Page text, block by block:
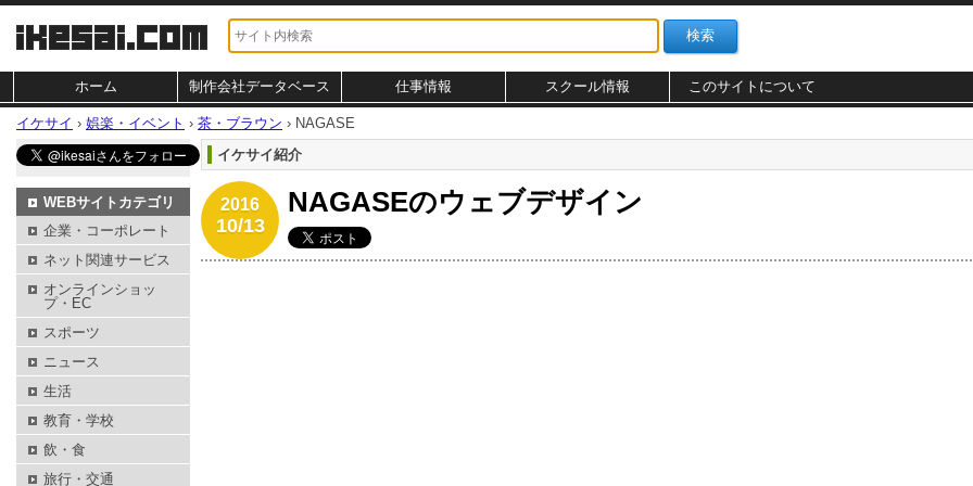
ホーム 制作会社データベース 仕事情報 スクール情報 このサイトについて
イケサイ › 娯楽・イベント › 茶・ブラウン › NAGASE
イケサイ紹介
2016
10/13
NAGASEのウェブデザイン
WEBサイトカテゴリ
企業・コーポレート
ネット関連サービス
オンラインショッ
プ・EC
スポーツ
ニュース
生活
教育・学校
飲・食
旅行・交通